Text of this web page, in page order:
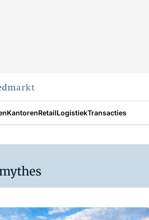
KantorenRetailLogistiekTransacties